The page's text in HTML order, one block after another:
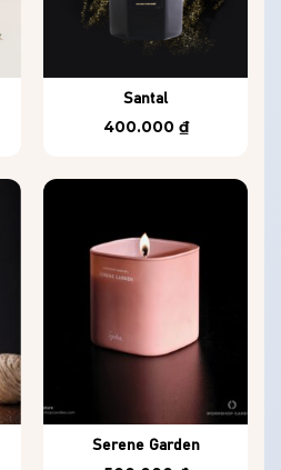
Santal
400.000 ₫
Serene Garden